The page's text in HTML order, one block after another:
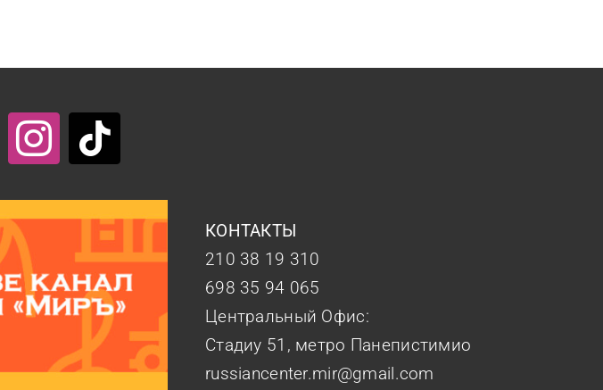
КОНТАКТЫ
210 38 19 310
698 35 94 065
Центральный Офис:
Стадиу 51, метро Панепистимио
russiancenter.mir@gmail.com